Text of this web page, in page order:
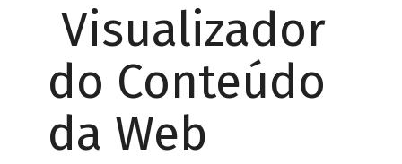
Visualizador
do Conteúdo
da Web